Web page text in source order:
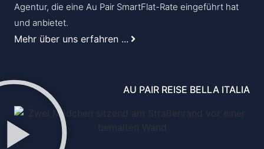
Agentur, die eine Au Pair SmartFlat-Rate eingeführt hat
und anbietet.
Mehr über uns erfahren ...
AU PAIR REISE BELLA ITALIA